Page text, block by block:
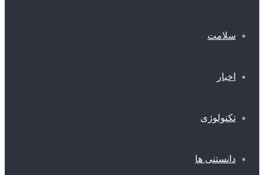
سلامت
اخبار
تکنولوژی
دانستنی ها